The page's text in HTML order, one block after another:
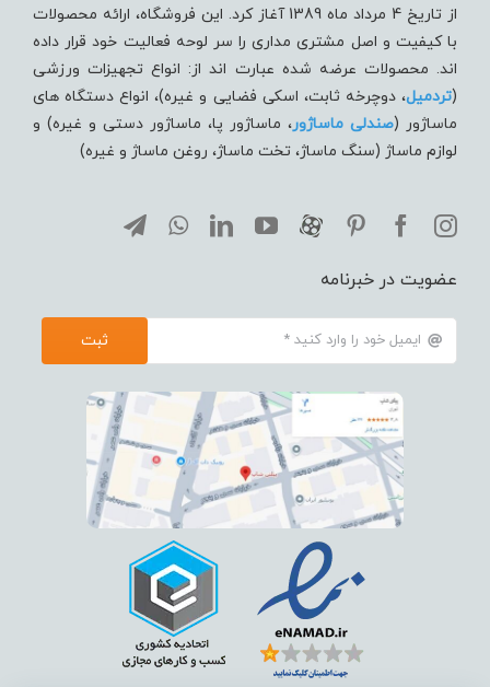
از تاریخ 4 مرداد ماه 1389 آغاز کرد. این فروشگاه، ارائه محصولات
با کیفیت و اصل مشتری مداری را سر لوحه فعالیت خود قرار داده
اند. محصولات عرضه شده عبارت اند از: انواع تجهیزات ورزشی
(تردميل، دوچرخه ثابت، اسکی فضایی و غیره)، انواع دستگاه های
ماساژور (صندلی ماساژور، ماساژور پا، ماساژور دستی و غیره) و
لوازم ماساژ (سنگ ماساژ، تخت ماساژ، روغن ماساژ و غیره)
عضویت در خبرنامه
ثبت